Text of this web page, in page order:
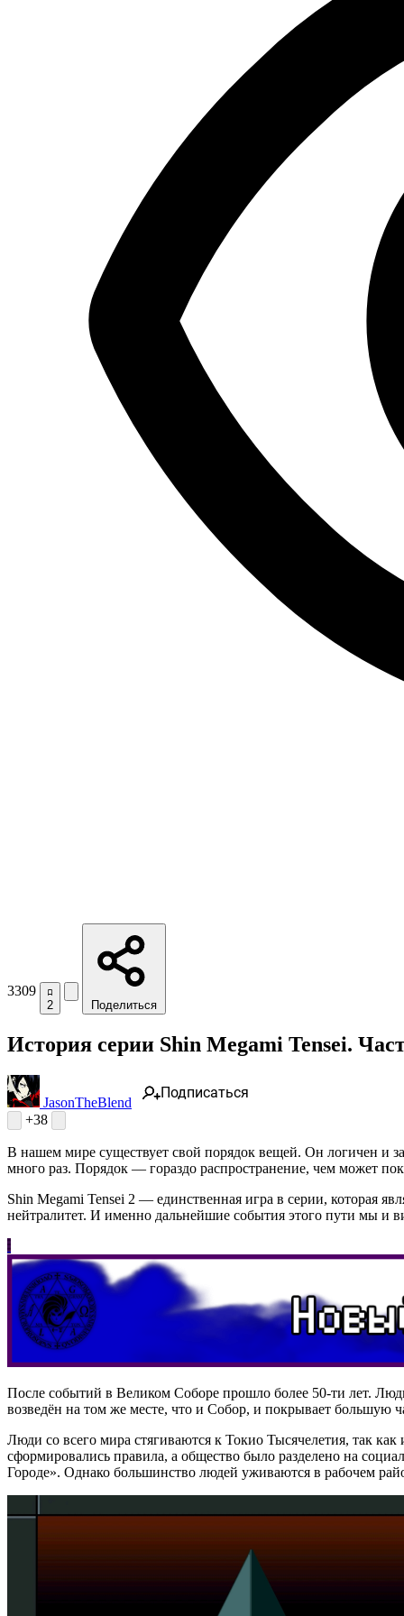
3309
2 Поделиться
История cерии Shin Megami Tensei.
JasonTheBlend
Подписаться
+38
В нашем мире существует свой порядок вещей. Он логичен и
много раз. Порядок — гораздо распространение, чем может
Shin Megami Tensei 2 — единственная игра в серии,
нейтралитет. И именно дальнейшие события этого пути мы и
После событий в Великом Соборе прошло более 50-ти лет.
возведён на том же месте, что и Собор, и покрывает большую
Люди со всего мира стягиваются к Токио Тысячелетия, так
сформировались правила, а общество было разделено на
Городе». Однако большинство людей уживаются в рабочем